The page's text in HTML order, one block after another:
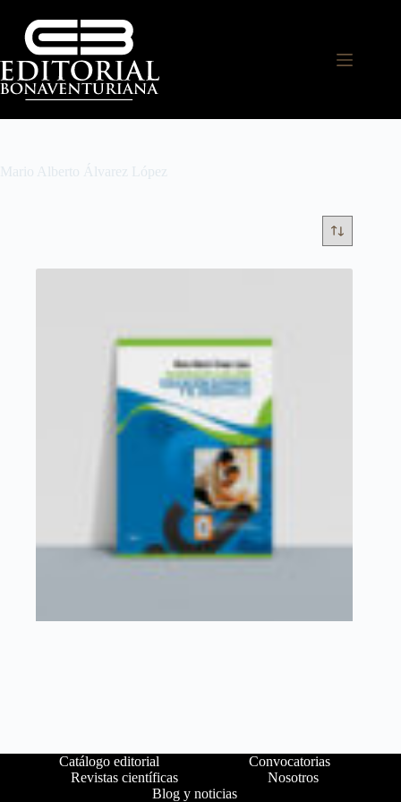
Mario Alberto Álvarez López
Catálogo editorial
Convocatorias
Revistas científicas
Nosotros
Blog y noticias